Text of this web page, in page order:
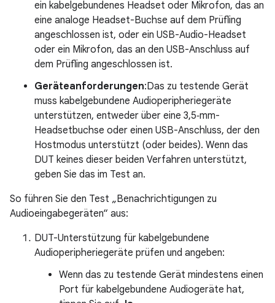
ein kabelgebundenes Headset oder Mikrofon, das an
eine analoge Headset-Buchse auf dem Prüfling
angeschlossen ist, oder ein USB-Audio-Headset
oder ein Mikrofon, das an den USB-Anschluss auf
dem Prüfling angeschlossen ist.
Geräteanforderungen:Das zu testende Gerät
muss kabelgebundene Audioperipheriegeräte
unterstützen, entweder über eine 3,5‑mm-
Headsetbuchse oder einen USB-Anschluss, der den
Hostmodus unterstützt (oder beides). Wenn das
DUT keines dieser beiden Verfahren unterstützt,
geben Sie das im Test an.
So führen Sie den Test „Benachrichtigungen zu
Audioeingabegeräten“ aus:
DUT-Unterstützung für kabelgebundene
Audioperipheriegeräte prüfen und angeben:
Wenn das zu testende Gerät mindestens einen
Port für kabelgebundene Audiogeräte hat,